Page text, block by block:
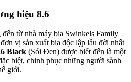
hiệu 8.6
từ nhà máy bia Swinkels Family
vị sản xuất bia độc lập lâu đời nhất
Black (Sói Đen) được biết đến là một
biệt, chinh phục những người sành
giới.